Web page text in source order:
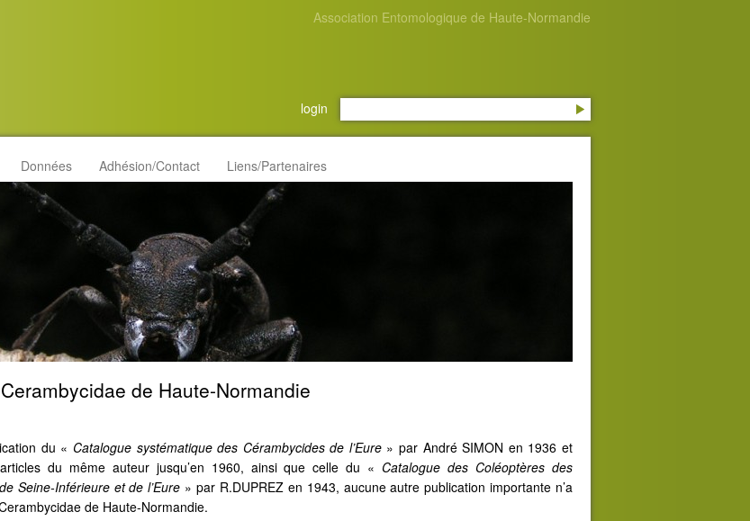
Association Entomologique de Haute-Normandie
login
Données Adhésion/Contact Liens/Partenaires
de Haute-Normandie
du « Catalogue systématique des Cérambycides de l’Eure » par André SIMON en 1936 et
du même auteur jusqu’en 1960, ainsi que celle du « Catalogue des Coléoptères des
Seine-Inférieure et de l’Eure » par R.DUPREZ en 1943, aucune autre publication importante n’a
de Haute-Normandie.